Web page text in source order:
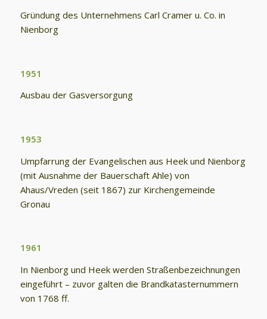
Gründung des Unternehmens Carl Cramer u. Co. in
Nienborg
1951
Ausbau der Gasversorgung
1953
Umpfarrung der Evangelischen aus Heek und Nienborg
(mit Ausnahme der Bauerschaft Ahle) von
Ahaus/Vreden (seit 1867) zur Kirchengemeinde
Gronau
1961
In Nienborg und Heek werden Straßenbezeichnungen
eingeführt – zuvor galten die Brandkatasternummern
von 1768 ff.